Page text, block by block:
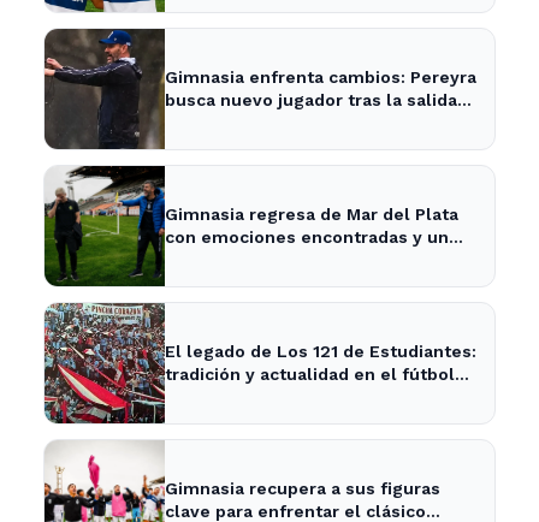
Gimnasia enfrenta cambios: Pereyra
busca nuevo jugador tras la salida
Gimnasia regresa de Mar del Plata
con emociones encontradas y un
El legado de Los 121 de Estudiantes:
tradición y actualidad en el fútbol
Gimnasia recupera a sus figuras
clave para enfrentar el clásico